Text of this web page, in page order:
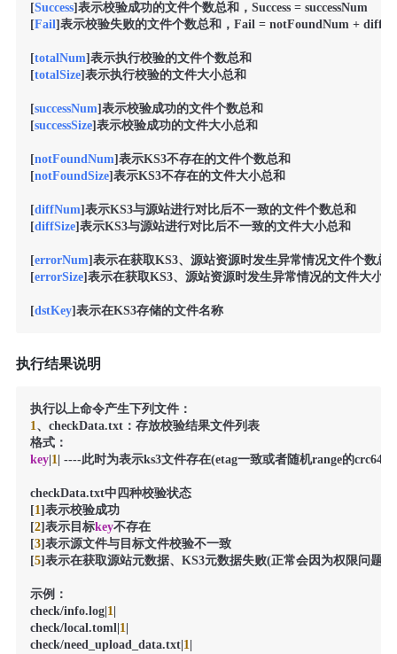
[Success]表示校验成功的文件个数总和，Success = successNum
[Fail]表示校验失败的文件个数总和，Fail = notFoundNum +
[totalNum]表示执行校验的文件个数总和
[totalSize]表示执行校验的文件大小总和
[successNum]表示校验成功的文件个数总和
[successSize]表示校验成功的文件大小总和
[notFoundNum]表示KS3不存在的文件个数总和
[notFoundSize]表示KS3不存在的文件大小总和
[diffNum]表示KS3与源站进行对比后不一致的文件个数总和
[diffSize]表示KS3与源站进行对比后不一致的文件大小总和
[errorNum]表示在获取KS3、源站资源时发生异常情况文件个数总
[errorSize]表示在获取KS3、源站资源时发生异常情况的文件大小
[dstKey]表示在KS3存储的文件名称
执行结果说明
1、checkData.txt：存放校验结果文件列表
key| 1| ----此时为表示ks3文件存在(etag一致或者随机range的crc64
checkData.txt中四种校验状态
[1]表示校验成功
[2]表示目标key不存在
[3]表示源文件与目标文件校验不一致
[5]表示在获取源站元数据、KS3元数据失败(正常会因为权限问题
示例：
check/info.log| 1|
check/local.toml| 1|
check/need_upload_data.txt| 1|